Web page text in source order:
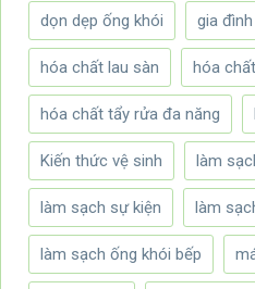
dọn dẹp ống khói gia đình
hóa chất lau sàn hóa
hóa chất tẩy rửa đa năng
Kiến thức vệ sinh làm
làm sạch sự kiện làm
làm sạch ống khói bếp